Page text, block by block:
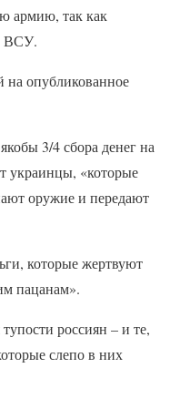
армию, так как
ВСУ.
на опубликованное
3/4 сбора денег на
украинцы, «которые
оружие и передают
которые жертвуют
пацанам».
россиян – и те,
слепо в них